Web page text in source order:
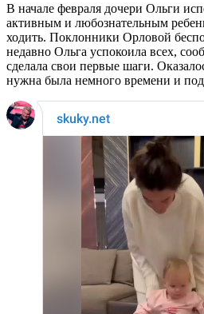
В начале февраля дочери Ольги
активным и любознательным
ходить. Поклонники Орловой
недавно Ольга успокоила всех,
сделала свои первые шаги.
нужна была немного времени и